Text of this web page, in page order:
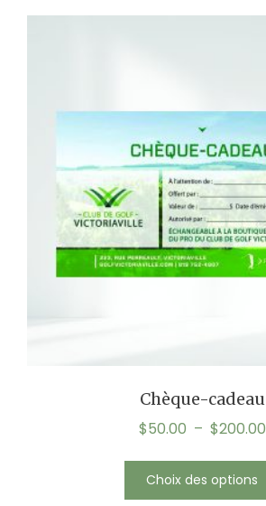
Chèque-cadeau
$50.00 – $200.00
Choix des options